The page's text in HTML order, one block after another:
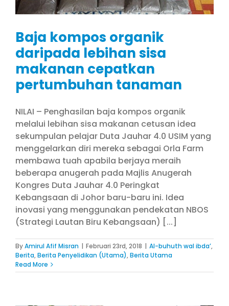
Baja kompos organik
daripada lebihan sisa
makanan cepatkan
pertumbuhan tanaman
NILAI – Penghasilan baja kompos organik
melalui lebihan sisa makanan cetusan idea
sekumpulan pelajar Duta Jauhar 4.0 USIM yang
menggelarkan diri mereka sebagai Orla Farm
membawa tuah apabila berjaya meraih
beberapa anugerah pada Majlis Anugerah
Kongres Duta Jauhar 4.0 Peringkat
Kebangsaan di Johor baru-baru ini. Idea
inovasi yang menggunakan pendekatan NBOS
(Strategi Lautan Biru Kebangsaan) [...]
ByAmirul Afif Misran | Februari 23rd, 2018 | Al-buhuth wal ibda’,
Berita,Berita Penyelidikan (Utama),Berita Utama
Read More